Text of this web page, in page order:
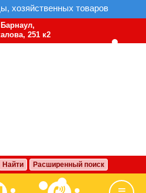
хозяйственных товаров
Барнаул,
251 к2
Найти Расширенный поиск